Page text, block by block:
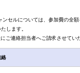
ンセルについては、参加費の全
します。
ご連絡担当者へご請求させてい
絡